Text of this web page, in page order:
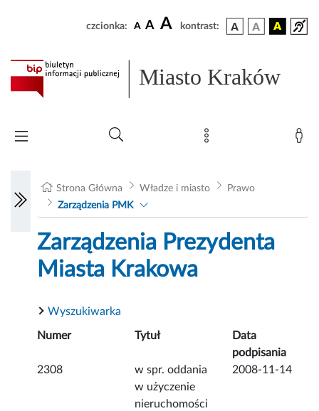
czcionka: A A A kontrast:
Miasto Kraków
Strona Główna Władze i miasto
Prawo
Zarządzenia PMK
Zarządzenia Prezydenta
Miasta Krakowa
Wyszukiwarka
Numer Tytuł
Data
podpisania
2308
w spr. oddania
w użyczenie
nieruchomości
2008-11-14